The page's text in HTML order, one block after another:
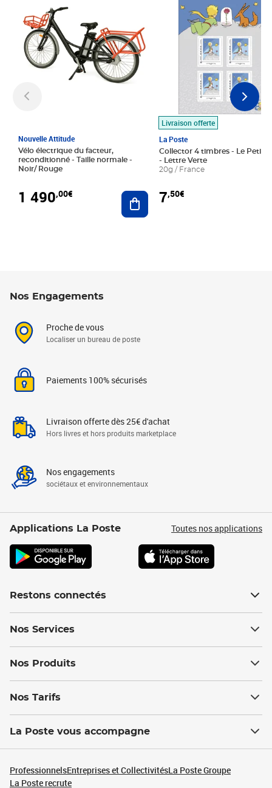
Nouvelle Attitude
Vélo électrique du facteur,
reconditionné - Taille normale -
Noir/ Rouge
1 490,00€ Ajouter au panier
Livraison offerte
La Poste
Collector 4 timbres - Le Petit
- Lettre Verte
20g / France
7,50€
Nos Engagements
Proche de vous
Localiser un bureau de poste
Paiements 100% sécurisés
Livraison offerte dès 25€ d'achat
Hors livres et hors produits marketplace
Nos engagements
sociétaux et environnementaux
Applications La Poste Toutes nos applications
Restons connectés
Nos Services
Nos Produits
Nos Tarifs
La Poste vous accompagne
ProfessionnelsEntreprises et CollectivitésLa Poste Groupe
La Poste recrute